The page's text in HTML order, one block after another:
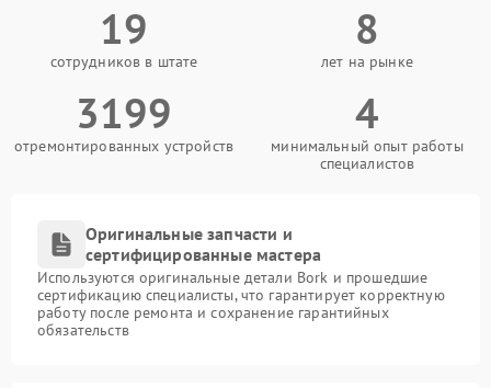
19
сотрудников в штате
8
лет на рынке
3199
отремонтированных устройств
4
минимальный опыт работы
специалистов
Оригинальные запчасти и
сертифицированные мастера
Используются оригинальные детали Bork и прошедшие
сертификацию специалисты, что гарантирует корректную
работу после ремонта и сохранение гарантийных
обязательств